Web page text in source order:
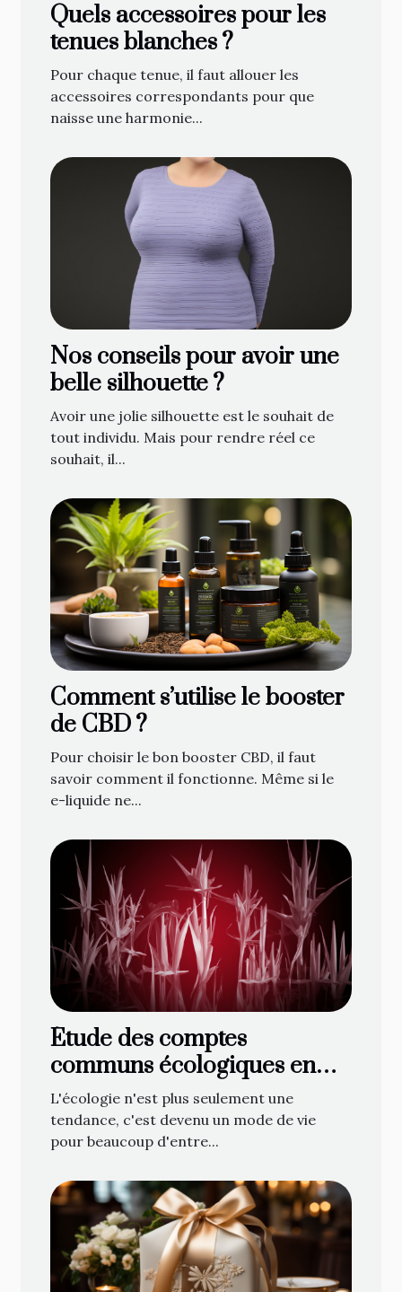
Quels accessoires pour les
tenues blanches ?
Pour chaque tenue, il faut allouer les
accessoires correspondants pour que
naisse une harmonie...
Nos conseils pour avoir une
belle silhouette ?
Avoir une jolie silhouette est le souhait de
tout individu. Mais pour rendre réel ce
souhait, il...
Comment s’utilise le booster
de CBD ?
Pour choisir le bon booster CBD, il faut
savoir comment il fonctionne. Même si le
e-liquide ne...
Étude des comptes
communs écologiques en
ligne : une nouvelle
tendance ?
L'écologie n'est plus seulement une
tendance, c'est devenu un mode de vie
pour beaucoup d'entre...